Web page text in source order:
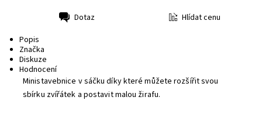
Dotaz
Hlídat cenu
Popis
Značka
Diskuze
Hodnocení
Ministavebnice v sáčku díky které můžete rozšířit svou
sbírku zvířátek a postavit malou žirafu.